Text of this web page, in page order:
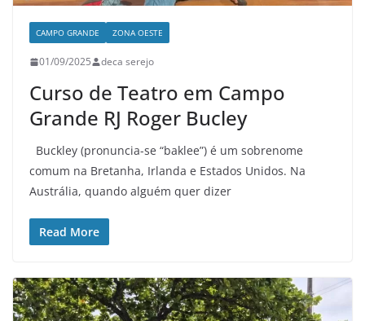
CAMPO GRANDE ZONA OESTE
01/09/2025 deca serejo
Curso de Teatro em Campo
Grande RJ Roger Bucley
Buckley (pronuncia-se “baklee”) é um sobrenome
comum na Bretanha, Irlanda e Estados Unidos. Na
Austrália, quando alguém quer dizer
Read More